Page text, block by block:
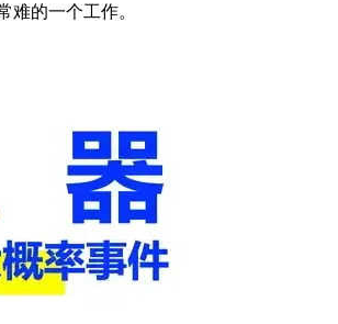
的一个工作。